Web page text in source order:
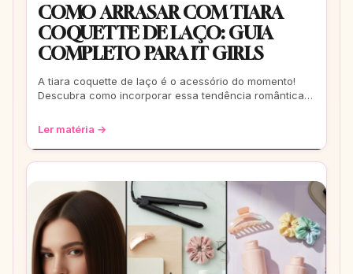
COMO ARRASAR COM TIARA
COQUETTE DE LAÇO: GUIA
COMPLETO PARA IT GIRLS
A tiara coquette de laço é o acessório do momento!
Descubra como incorporar essa tendência romântica e
Ler matéria →